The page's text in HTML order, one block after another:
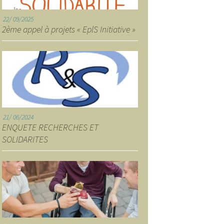
22 09/2025
2ème appel à projets « EplS Initiative »
21 06/2024
ENQUETE RECHERCHES ET
SOLIDARITES